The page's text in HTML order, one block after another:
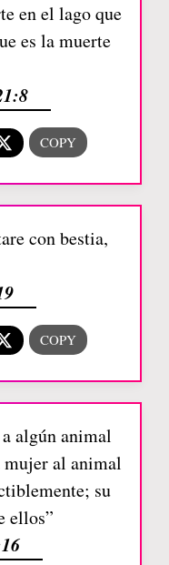
en el lago que
es la muerte
con bestia,
algún animal
mujer al animal
su
ellos”